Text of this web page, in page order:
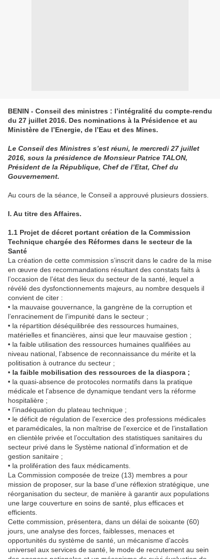
BENIN - Conseil des ministres : l’intégralité du compte-rendu
du 27 juillet 2016. Des nominations à la Présidence et au
Ministère de l’Energie, de l’Eau et des Mines.
Le Conseil des Ministres s’est réuni, le mercredi 27 juillet
2016, sous la présidence de Monsieur Patrice TALON,
Président de la République, Chef de l’Etat, Chef du
Gouvernement.
Au cours de la séance, le Conseil a approuvé plusieurs dossiers.
I. Au titre des Affaires.
1.1 Projet de décret portant création de la Commission
Technique chargée des Réformes dans le secteur de la
Santé
La création de cette commission s’inscrit dans le cadre de la mise
en œuvre des recommandations résultant des constats faits à
l’occasion de l’état des lieux du secteur de la santé, lequel a
révélé des dysfonctionnements majeurs, au nombre desquels il
convient de citer :
• la mauvaise gouvernance, la gangrène de la corruption et
l’enracinement de l’impunité dans le secteur ;
• la répartition déséquilibrée des ressources humaines,
matérielles et financières, ainsi que leur mauvaise gestion ;
• la faible utilisation des ressources humaines qualifiées au
niveau national, l’absence de reconnaissance du mérite et la
politisation à outrance du secteur ;
• la faible mobilisation des ressources de la diaspora ;
• la quasi-absence de protocoles normatifs dans la pratique
médicale et l’absence de dynamique tendant vers la réforme
hospitalière ;
• l’inadéquation du plateau technique ;
• le déficit de régulation de l’exercice des professions médicales
et paramédicales, la non maîtrise de l’exercice et de l’installation
en clientèle privée et l’occultation des statistiques sanitaires du
secteur privé dans le Système national d’information et de
gestion sanitaire ;
• la prolifération des faux médicaments.
La Commission composée de treize (13) membres a pour
mission de proposer, sur la base d’une réflexion stratégique, une
réorganisation du secteur, de manière à garantir aux populations
une large couverture en soins de santé, plus efficaces et
efficients.
Cette commission, présentera, dans un délai de soixante (60)
jours, une analyse des forces, faiblesses, menaces et
opportunités du système de santé, un mécanisme d’accès
universel aux services de santé, le mode de recrutement au sein